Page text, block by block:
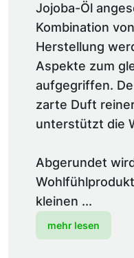
Jojoba-Öl
Kombination
Herstellung
Aspekte zum
aufgegriffen.
zarte Duft
unterstützt die
Abgerundet
kleinen ...
mehr lesen